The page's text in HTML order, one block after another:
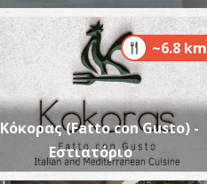
~6.8 km
Κόκορας (Fatto con Gusto) -
Εστιατόριο